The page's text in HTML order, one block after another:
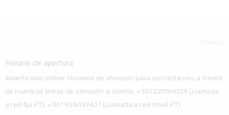
Horario de apertura
Abierto sólo online: Horarios de atención para contactarnos a través
de nuestras líneas de atención al cliente, +351 220816139 (Llamada
a red fija PT), +351 928029437 (Llamada a red móvil PT)